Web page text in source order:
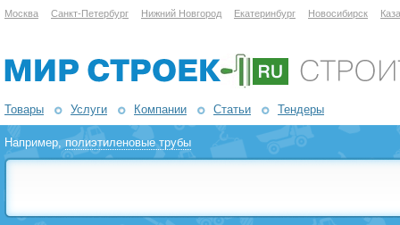
Москва Санкт-Петербург Нижний Новгород Екатеринбург Новосибирск
Товары Услуги Компании Статьи Тендеры
Например,полиэтиленовые трубы